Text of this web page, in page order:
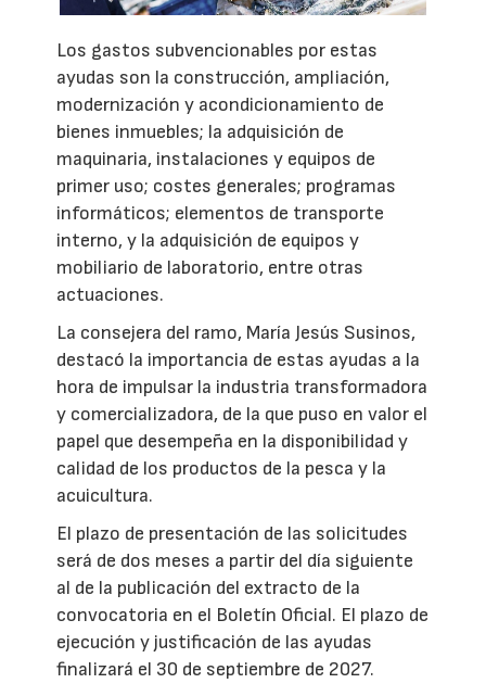
Los gastos subvencionables por estas
ayudas son la construcción, ampliación,
modernización y acondicionamiento de
bienes inmuebles; la adquisición de
maquinaria, instalaciones y equipos de
primer uso; costes generales; programas
informáticos; elementos de transporte
interno, y la adquisición de equipos y
mobiliario de laboratorio, entre otras
actuaciones.
La consejera del ramo, María Jesús Susinos,
destacó la importancia de estas ayudas a la
hora de impulsar la industria transformadora
y comercializadora, de la que puso en valor el
papel que desempeña en la disponibilidad y
calidad de los productos de la pesca y la
acuicultura.
El plazo de presentación de las solicitudes
será de dos meses a partir del día siguiente
al de la publicación del extracto de la
convocatoria en el Boletín Oficial. El plazo de
ejecución y justificación de las ayudas
finalizará el 30 de septiembre de 2027.